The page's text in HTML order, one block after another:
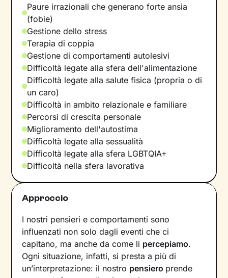
Paure irrazionali che generano forte ansia
(fobie)
Gestione dello stress
Terapia di coppia
Gestione di comportamenti autolesivi
Difficoltà legate alla sfera dell'alimentazione
Difficoltà legate alla salute fisica (propria o di
un caro)
Difficoltà in ambito relazionale e familiare
Percorsi di crescita personale
Miglioramento dell'autostima
Difficoltà legate alla sessualità
Difficoltà legate alla sfera LGBTQIA+
Difficoltà nella sfera lavorativa
Approccio
I nostri pensieri e comportamenti sono
influenzati non solo dagli eventi che ci
capitano, ma anche da come li percepiamo.
Ogni situazione, infatti, si presta a più di
un’interpretazione: il nostro pensiero prende